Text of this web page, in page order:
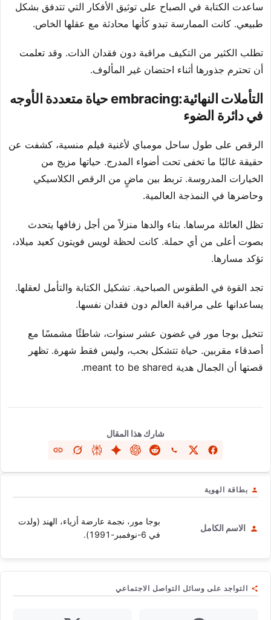
ساعدت الكتابة في الصباح على توثيق الأفكار التي تتدفق بشكل
طبيعي. كانت الممارسة تبدو كأنها محادثة مع عقلها الخاص.
تطلب الكثير من التكيف مراقبة دون فقدان الذات. وقد تعلمت
أن تحترم جذورها أثناء احتضان غير المألوف.
التأملات النهائية:embracing حياة متعددة الأوجه
في دائرة الضوء
الرقص على طول ساحل مومباي لأغنية فيلم منسية، كشفت عن
حقيقة غالبًا ما تخفى تحت أضواء المدرج. حياتها مزيج من
الخيارات المدروسة. تربط بين ماضٍ من الرقص الكلاسيكي
وحاضرها في النمذجة العالمية.
تظل العائلة مرساها. بناء والدها منزلاً من أجل زفافها يتحدث
بصوت أعلى من أي حملة. كانت لحظة لويس فويتون كعيد ميلاد،
تؤكد مسارها.
تجد القوة في الطقوس الصباحية. تشكيل الكتابة والتأمل لعقلها.
يساعدانها على مراقبة العالم دون فقدان نفسها.
تتخيل بوجا مور في غضون عشر سنوات، شاطئًا مشمسًا مع
أصدقاء مقربين. حياة تتشكل بحب، وليس فقط شهرة. تظهر
قصتها أن الجمال هدية meant to be shared.
شارك هذا المقال
بطاقة الهوية
الاسم الكامل
بوجا مور، نجمة عارضة أزياء، الهند (ولدت
في 6-نوفمبر-1991).
التواجد على وسائل التواصل الاجتماعي